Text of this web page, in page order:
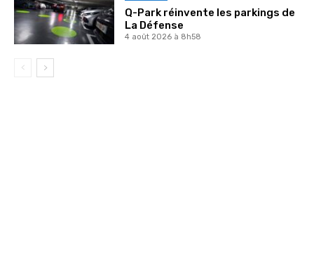
Q-Park réinvente les parkings de
La Défense
4 août 2026 à 8h58